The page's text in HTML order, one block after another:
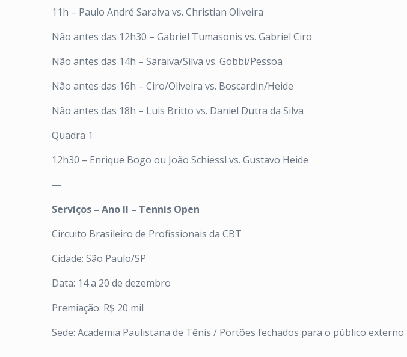
11h – Paulo André Saraiva vs. Christian Oliveira
Não antes das 12h30 – Gabriel Tumasonis vs. Gabriel Ciro
Não antes das 14h – Saraiva/Silva vs. Gobbi/Pessoa
Não antes das 16h – Ciro/Oliveira vs. Boscardin/Heide
Não antes das 18h – Luis Britto vs. Daniel Dutra da Silva
Quadra 1
12h30 – Enrique Bogo ou João Schiessl vs. Gustavo Heide
—
Serviços – Ano II – Tennis Open
Circuito Brasileiro de Profissionais da CBT
Cidade: São Paulo/SP
Data: 14 a 20 de dezembro
Premiação: R$ 20 mil
Sede: Academia Paulistana de Tênis / Portões fechados para o público externo